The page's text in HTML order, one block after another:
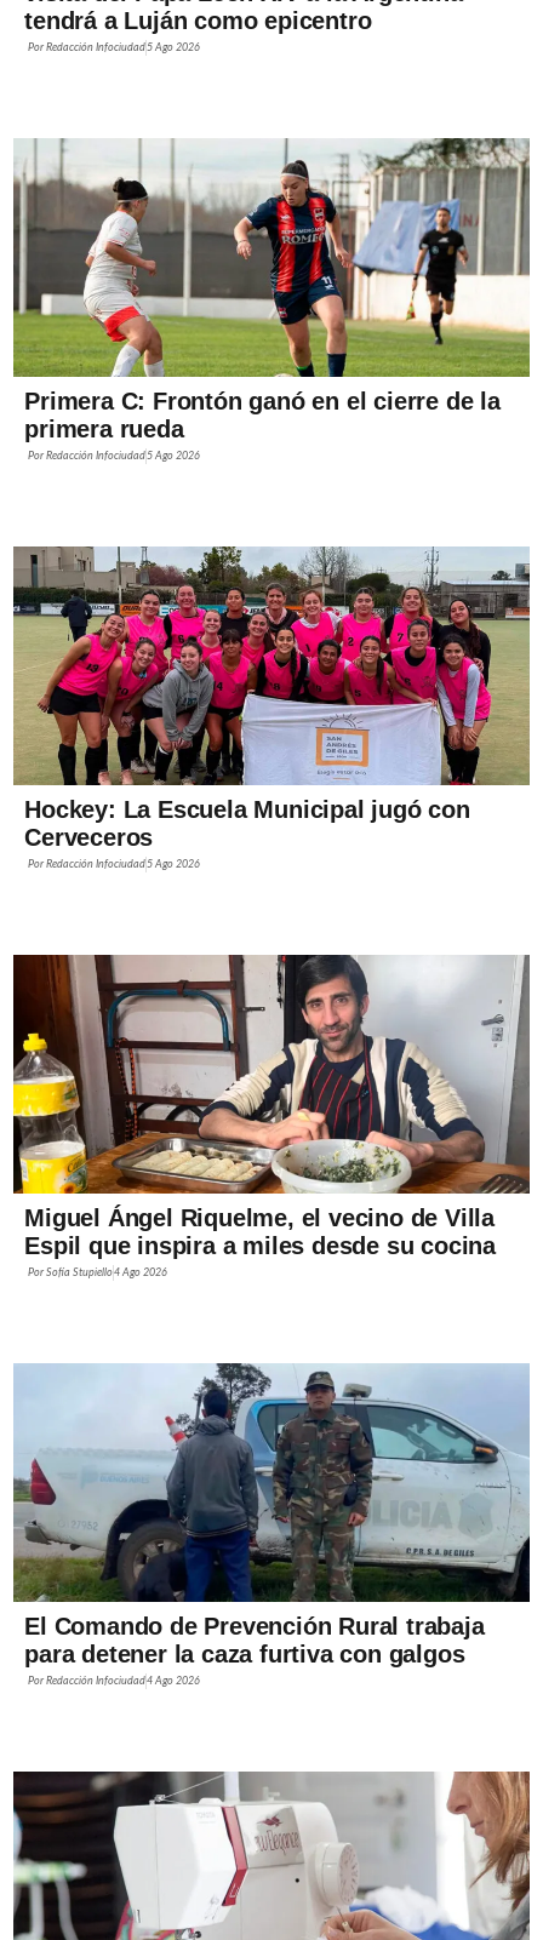
tendrá a Luján como epicentro
PorRedacción Infociudad5 Ago 2026
Primera C: Frontón ganó en el cierre de la
primera rueda
PorRedacción Infociudad5 Ago 2026
Hockey: La Escuela Municipal jugó con
Cerveceros
PorRedacción Infociudad5 Ago 2026
Miguel Ángel Riquelme, el vecino de Villa
Espil que inspira a miles desde su cocina
PorSofía Stupiello4 Ago 2026
El Comando de Prevención Rural trabaja
para detener la caza furtiva con galgos
PorRedacción Infociudad4 Ago 2026